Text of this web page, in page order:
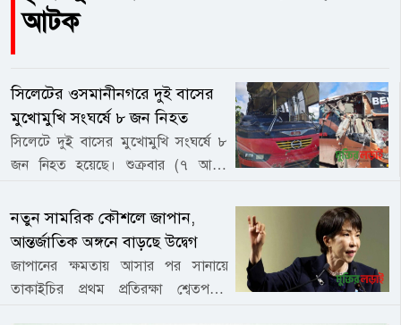
আটক
সিলেটের ওসমানীনগরে দুই বাসের
মুখোমুখি সংঘর্ষে ৮ জন নিহত
সিলেটে দুই বাসের মুখোমুখি সংঘর্ষে ৮
জন নিহত হয়েছে। শুক্রবার (৭ আগষ্ট
মহাসড়কের ওসমানীনগর উপজেলার
খাসিকাপন এলাকায় এ দুর্ঘটনা ঘটে।
স্থানীয়রা জানান, সকাল ৭টার দিকে
খাসিকাপন এলাকায় ঢাকাগামী ইউনিক
নতুন সামরিক কৌশলে জাপান,
আন্তর্জাতিক অঙ্গনে বাড়ছে উদ্বেগ
জাপানের ক্ষমতায় আসার পর সানায়ে
তাকাইচির প্রথম প্রতিরক্ষা শ্বেতপত্রটি